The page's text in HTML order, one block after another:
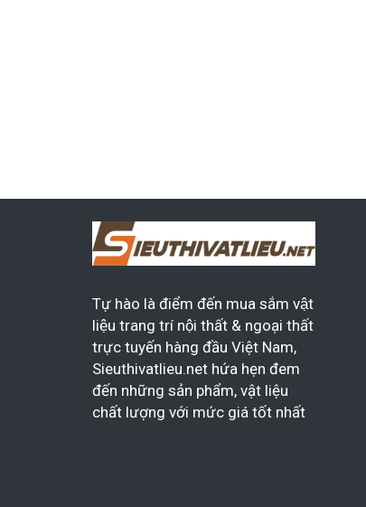
Tự hào là điểm đến mua sắm vật
liệu trang trí nội thất & ngoại thất
trực tuyến hàng đầu Việt Nam,
Sieuthivatlieu.net hứa hẹn đem
đến những sản phẩm, vật liệu
chất lượng với mức giá tốt nhất